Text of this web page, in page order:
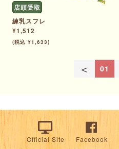
店頭受取
練乳スフレ
¥1,512
(税込 ¥1,633)
＜ 01
Official Site Facebook